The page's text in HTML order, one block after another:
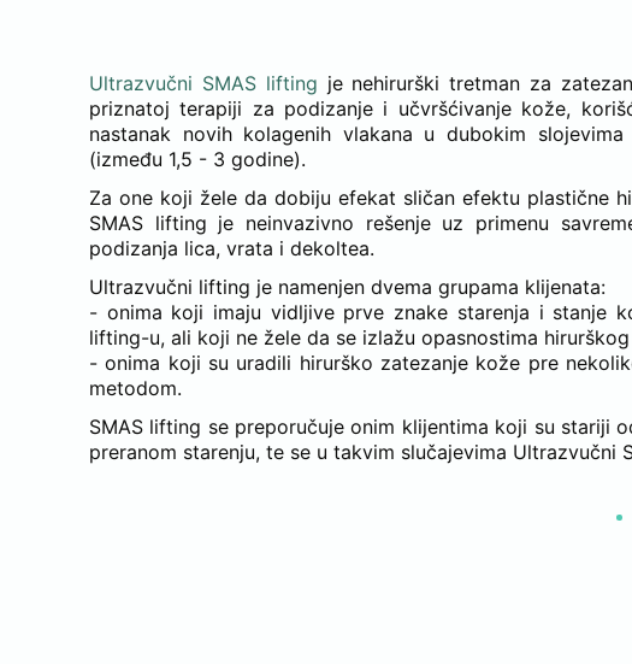
Ultrazvučni SMAS lifting je nehirurški tretman za
priznatoj terapiji za podizanje i učvršćivanje kože,
nastanak novih kolagenih vlakana u dubokim
(između 1,5 - 3 godine).
Za one koji žele da dobiju efekat sličan efektu plastične
SMAS lifting je neinvazivno rešenje uz primenu
podizanja lica, vrata i dekoltea.
Ultrazvučni lifting je namenjen dvema grupama klijenata:
- onima koji imaju vidljive prve znake starenja i stanje
lifting-u, ali koji ne žele da se izlažu opasnostima
- onima koji su uradili hirurško zatezanje kože pre
metodom.
SMAS lifting se preporučuje onim klijentima koji su stariji
preranom starenju, te se u takvim slučajevima